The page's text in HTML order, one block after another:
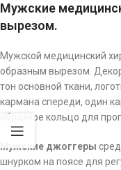
Мужские
вырезом.
Мужской медицинский
образным вырезом.
тон основной ткани,
кармана спереди, один
образное кольцо для
Мужские джоггеры
шнурком на поясе для